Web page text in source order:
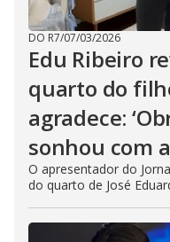
DO R7/07/03/2026
Edu Ribeiro
quarto do
agradece:
sonhou com
O apresentador do
do quarto de José